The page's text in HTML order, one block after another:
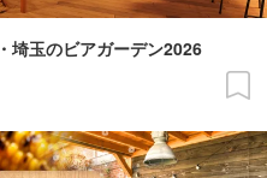
埼玉のビアガーデン2026